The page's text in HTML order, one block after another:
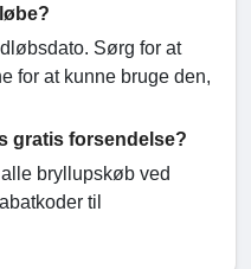
Sørg for at
for at kunne bruge den,
gratis forsendelse?
bryllupskøb ved
til